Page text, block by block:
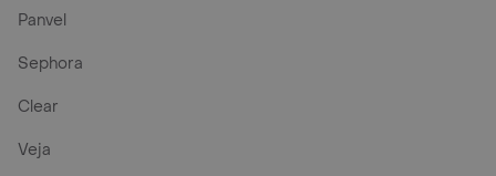
Panvel
Sephora
Clear
Veja